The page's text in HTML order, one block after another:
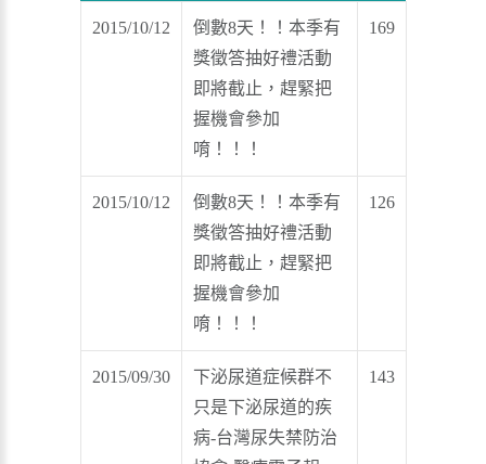
2015/10/12
倒數8天！！本季有
獎徵答抽好禮活動
即將截止，趕緊把
握機會參加
唷！！！
169
2015/10/12
倒數8天！！本季有
獎徵答抽好禮活動
即將截止，趕緊把
握機會參加
唷！！！
126
2015/09/30
下泌尿道症候群不
只是下泌尿道的疾
病-台灣尿失禁防治
143